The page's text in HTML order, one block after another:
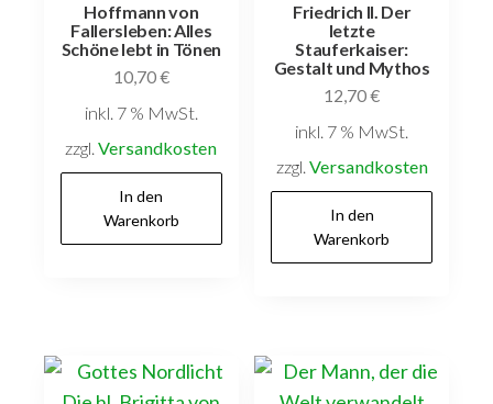
Hoffmann von
Fallersleben: Alles
Schöne lebt in Tönen
10,70€
inkl. 7 % MwSt.
zzgl.Versandkosten
In den
Warenkorb
Friedrich II. Der
letzte
Stauferkaiser:
Gestalt und Mythos
12,70€
inkl. 7 % MwSt.
zzgl. Versandkosten
In den
Warenkorb